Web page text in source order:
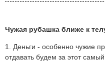
Чужая рубашка ближе к
1. Деньги - особенно чужие
отдавать будем за этот